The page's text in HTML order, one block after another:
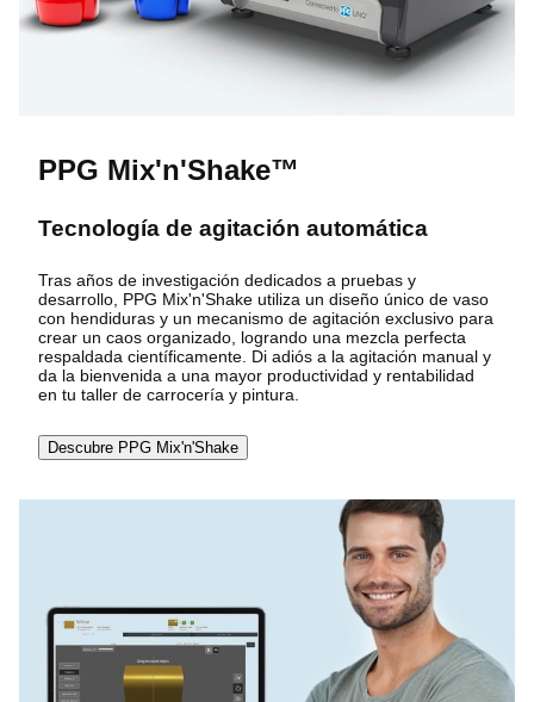
PPG Mix'n'Shake™
Tecnología de agitación automática
Tras años de investigación dedicados a pruebas y
desarrollo, PPG Mix'n'Shake utiliza un diseño único de vaso
con hendiduras y un mecanismo de agitación exclusivo para
crear un caos organizado, logrando una mezcla perfecta
respaldada científicamente. Di adiós a la agitación manual y
da la bienvenida a una mayor productividad y rentabilidad
en tu taller de carrocería y pintura.
Descubre PPG Mix'n'Shake